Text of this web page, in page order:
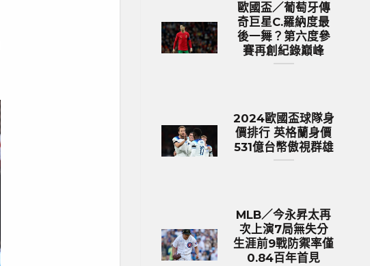
歐國盃／葡萄牙傳
奇巨星C.羅納度最
後一舞？第六度參
賽再創紀錄巔峰
2024歐國盃球隊身
價排行 英格蘭身價
531億台幣傲視群雄
MLB／今永昇太再
次上演7局無失分
生涯前9戰防禦率僅
0.84百年首見